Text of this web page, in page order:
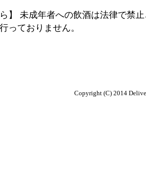
】 未成年者への飲酒は法律で禁
っておりません。
Copyright (C) 2014